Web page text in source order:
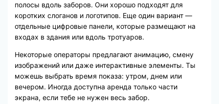
полосы вдоль заборов. Они хорошо подходят для
коротких слоганов и логотипов. Еще один вариант —
отдельные цифровые панели, которые размещают на
входах в здания или вдоль тротуаров.
Некоторые операторы предлагают анимацию, смену
изображений или даже интерактивные элементы. Ты
можешь выбрать время показа: утром, днем или
вечером. Иногда доступна аренда только части
экрана, если тебе не нужен весь забор.